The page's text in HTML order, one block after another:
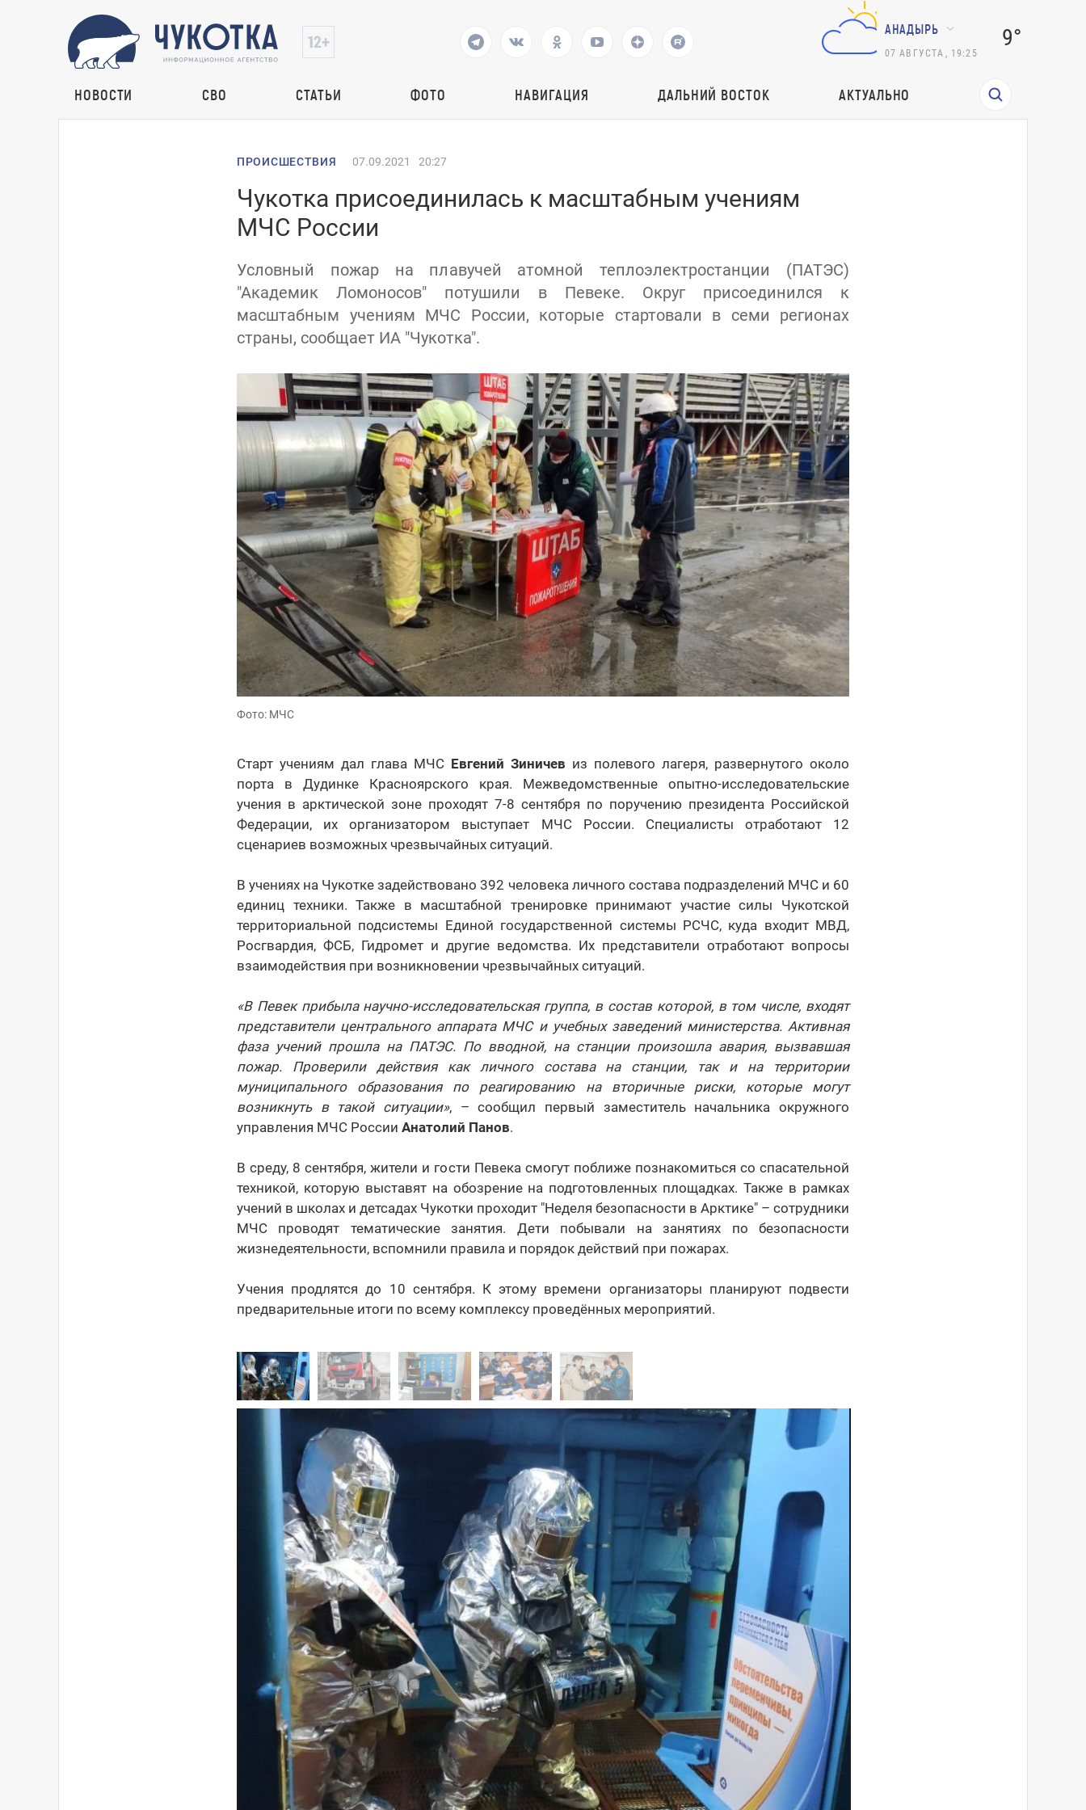
АНАДЫРЬ
07 АВГУСТА 19:25
9°
НОВОСТИ СВО СТАТЬИ ФОТО НАВИГАЦИЯ ДАЛЬНИЙ ВОСТОК АКТУАЛЬНО
ПРОИСШЕСТВИЯ 07.09.2021 20:27
Чукотка присоединилась к масштабным учениям
МЧС России
Условный пожар на плавучей атомной теплоэлектростанции (ПАТЭС)
"Академик Ломоносов" потушили в Певеке. Округ присоединился к
масштабным учениям МЧС России, которые стартовали в семи регионах
страны, сообщает ИА "Чукотка".
Фото: МЧС
Старт учениям дал глава МЧС Евгений Зиничев из полевого лагеря, развернутого около
порта в Дудинке Красноярского края. Межведомственные опытно-исследовательские
учения в арктической зоне проходят 7-8 сентября по поручению президента Российской
Федерации, их организатором выступает МЧС России. Специалисты отработают 12
сценариев возможных чрезвычайных ситуаций.
В учениях на Чукотке задействовано 392 человека личного состава подразделений МЧС и 60
единиц техники. Также в масштабной тренировке принимают участие силы Чукотской
территориальной подсистемы Единой государственной системы РСЧС, куда входит МВД,
Росгвардия, ФСБ, Гидромет и другие ведомства. Их представители отработают вопросы
взаимодействия при возникновении чрезвычайных ситуаций.
«В Певек прибыла научно-исследовательская группа, в состав которой, в том числе, входят
представители центрального аппарата МЧС и учебных заведений министерства. Активная
фаза учений прошла на ПАТЭС. По вводной, на станции произошла авария, вызвавшая
пожар. Проверили действия как личного состава на станции, так и на территории
муниципального образования по реагированию на вторичные риски, которые могут
возникнуть в такой ситуации», – сообщил первый заместитель начальника окружного
управления МЧС России Анатолий Панов.
В среду, 8 сентября, жители и гости Певека смогут поближе познакомиться со спасательной
техникой, которую выставят на обозрение на подготовленных площадках. Также в рамках
учений в школах и детсадах Чукотки проходит "Неделя безопасности в Арктике" – сотрудники
МЧС проводят тематические занятия. Дети побывали на занятиях по безопасности
жизнедеятельности, вспомнили правила и порядок действий при пожарах.
Учения продлятся до 10 сентября. К этому времени организаторы планируют подвести
предварительные итоги по всему комплексу проведённых мероприятий.